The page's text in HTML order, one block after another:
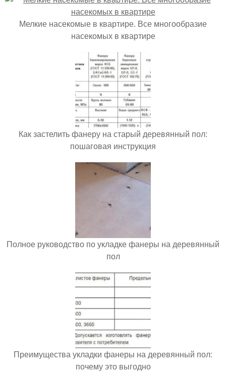
Мелкие насекомые в квартире. Все многообразие
насекомых в квартире
Как застелить фанеру на старый деревянный пол:
пошаговая инструкция
Полное руководство по укладке фанеры на деревянный
пол
Преимущества укладки фанеры на деревянный пол:
почему это выгодно